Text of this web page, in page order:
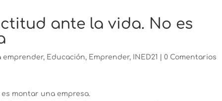
ante la vida. No es
emprender, Educación, Emprender, INED21 |0 Comentarios
montar una empresa.